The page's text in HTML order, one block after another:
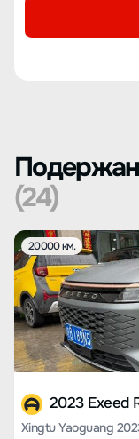
(24)
20000 км.
2023 Exeed